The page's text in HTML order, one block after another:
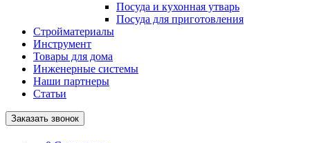
Посуда и кухонная утварь
Посуда для приготовления
Стройматериалы
Инструмент
Товары для дома
Инженерные системы
Наши партнеры
Статьи
Заказать звонок